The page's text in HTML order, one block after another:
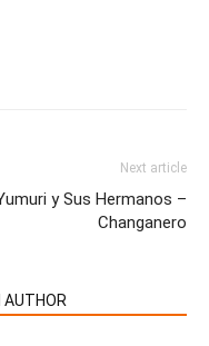
Next article
y Sus Hermanos –
Changanero
AUTHOR